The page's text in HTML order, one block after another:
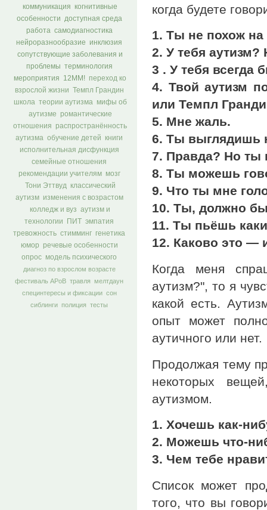
коммуникация когнитивные
особенности доступная среда
работа самодиагностика
нейроразнообразие инклюзия
сопутствующие заболевания и
проблемы терминология
мероприятия 12ММ! переход ко
взрослой жизни
Темпл Грандин
школа теории аутизма
мифы об
аутизме
романтические
отношения
распространённость
аутизма обучение детей
книги
исполнительная дисфункция
семейные отношения
рекомендации учителям
мозг
Тони Эттвуд
классический
аутизм
изменения с возрастом
колледж и вуз аутизм и
технологии
ПИТ
эмпатия
тревожность стимминг генетика
юмор
речевые особенности
опрос модель психического
диагноз по взрослом возрасте
фестиваль АРоВ травля мелтдаун
специнтересы и фиксации сон
сиблинги полиция тесты
когда будете
1. Ты не похож на
2. У тебя
3 . У тебя всегда
4. Твой аутизм
или Темпл
5. Мне жаль.
6. Ты выглядишь
7. Правда? Но
8. Ты можешь
9. Что ты мне
10. Ты, должно
11. Ты пьёшь
12. Каково это —
Когда меня
аутизм?", то я
какой есть.
опыт может
аутичного или нет.
Продолжая тему
некоторых
аутизмом.
1. Хочешь как-
2. Можешь что-
3. Чем тебе
Список может
того, что вы